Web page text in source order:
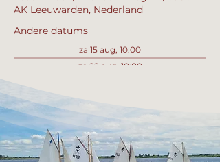
AK Leeuwarden, Nederland
Andere datums
za 15 aug, 10:00
za 22 aug, 10:00
Bekijk alle 357 datums
Meld mij aan!